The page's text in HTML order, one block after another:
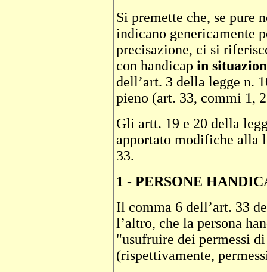
Si premette che, se pure
indicano genericamente
precisazione, ci si
con handicap in
dell’art. 3 della legge n.
pieno (art. 33, commi 1,
Gli artt. 19 e 20 della
apportato modifiche alla
33.
1 - PERSONE
Il comma 6 dell’art. 33
l’altro, che la persona
"usufruire dei permessi
(rispettivamente,